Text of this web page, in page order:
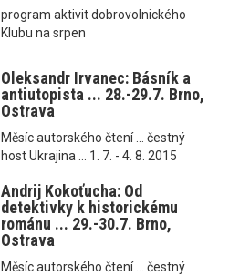
program aktivit dobrovolnického
Klubu na srpen
Oleksandr Irvanec: Básník a
antiutopista ... 28.-29.7. Brno,
Ostrava
Měsíc autorského čtení ... čestný
host Ukrajina ... 1. 7. - 4. 8. 2015
Andrij Kokoťucha: Od
detektivky k historickému
románu ... 29.-30.7. Brno,
Ostrava
Měsíc autorského čtení ... čestný